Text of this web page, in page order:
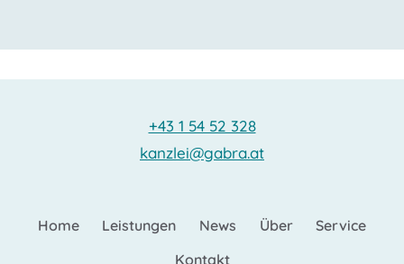
+43 1 54 52 328
kanzlei@gabra.at
Home Leistungen News Über
Service
Kontakt